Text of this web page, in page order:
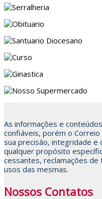
As informações e
confiáveis, porém o
sua precisão, integridade e
qualquer propósito
cessantes, reclamações
usos das mesmas.
Nossos Contatos